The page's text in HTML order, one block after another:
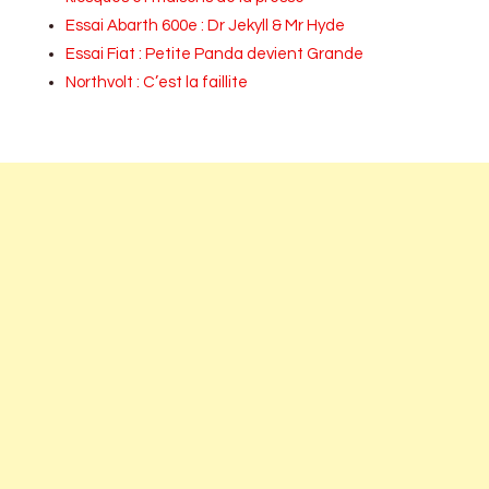
Essai Abarth 600e : Dr Jekyll & Mr Hyde
Essai Fiat : Petite Panda devient Grande
Northvolt : C’est la faillite